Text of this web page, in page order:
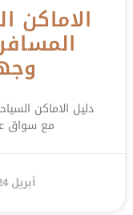
الاماكن
دليل الاماكن
مع سواق عربي
أبريل 24, 2026